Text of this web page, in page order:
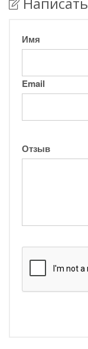
Имя
Email
Отзыв